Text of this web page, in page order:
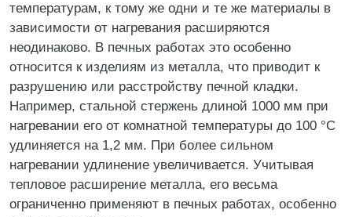
температурам, к тому же одни и те же материалы в
зависимости от нагревания расширяются
неодинаково. В печных работах это особенно
относится к изделиям из металла, что приводит к
разрушению или расстройству печной кладки.
Например, стальной стержень длиной 1000 мм при
нагревании его от комнатной температуры до 100 °C
удлиняется на 1,2 мм. При более сильном
нагревании удлинение увеличивается. Учитывая
тепловое расширение металла, его весьма
ограниченно применяют в печных работах, особенно